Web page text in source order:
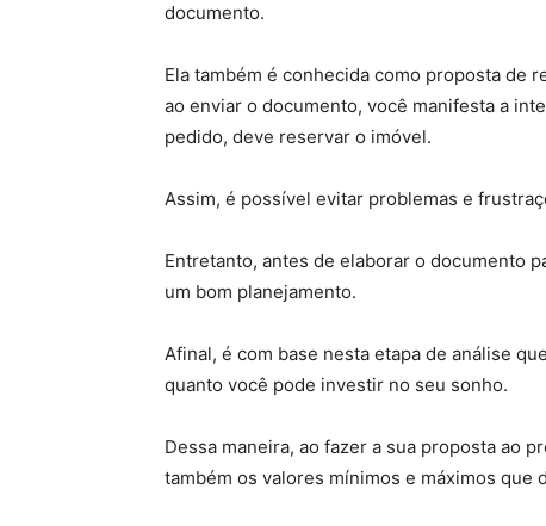
documento.
Ela também é conhecida como proposta de
ao enviar o documento, você manifesta a
pedido, deve reservar o imóvel.
Assim, é possível evitar problemas e
Entretanto, antes de elaborar o documento
um bom planejamento.
Afinal, é com base nesta etapa de análise
quanto você pode investir no seu sonho.
Dessa maneira, ao fazer a sua proposta ao
também os valores mínimos e máximos que